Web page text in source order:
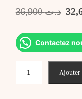
د.ت36,900
Le
Contactez
Ajouter